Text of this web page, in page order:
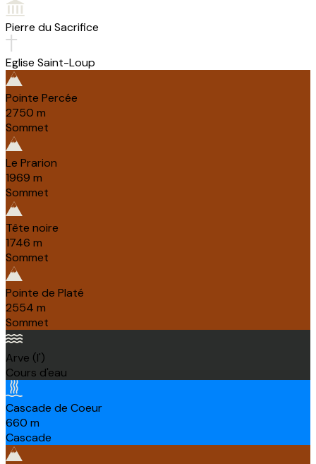
Pierre du Sacrifice
Eglise Saint-Loup
Pointe Percée
2750 m
Sommet
Le Prarion
1969 m
Sommet
Tête noire
1746 m
Sommet
Pointe de Platé
2554 m
Sommet
Arve (l')
Cours d'eau
Cascade de Coeur
660 m
Cascade